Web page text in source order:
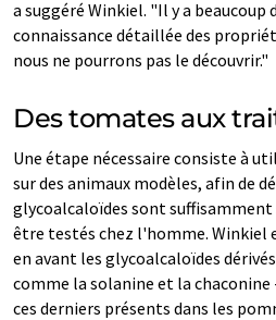
a suggéré Winkiel. "Il y a beaucoup
connaissance détaillée des
nous ne pourrons pas le découvrir."
Des tomates aux
Une étape nécessaire consiste à
sur des animaux modèles, afin de
glycoalcaloïdes sont
être testés chez l'homme. Winkiel
en avant les glycoalcaloïdes
comme la solanine et la chaconine
ces derniers présents dans les